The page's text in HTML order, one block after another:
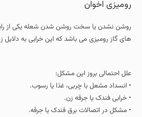
رومیزی اخوان
روشن نشدن یا سخت روشن شدن شعله یکی از
های گاز رومیزی می باشد که این خرابی به
علل احتمالی بروز این مشکل:
• انسداد مشعل با چربی، غذا یا رسوب.
• خرابی فندک یا جرقه‌ زن.
• مشکل در اتصالات برق فندک یا جرقه.